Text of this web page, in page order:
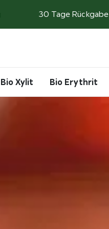
30 Tage Rückgabe
Bio Xylit Bio Erythrit